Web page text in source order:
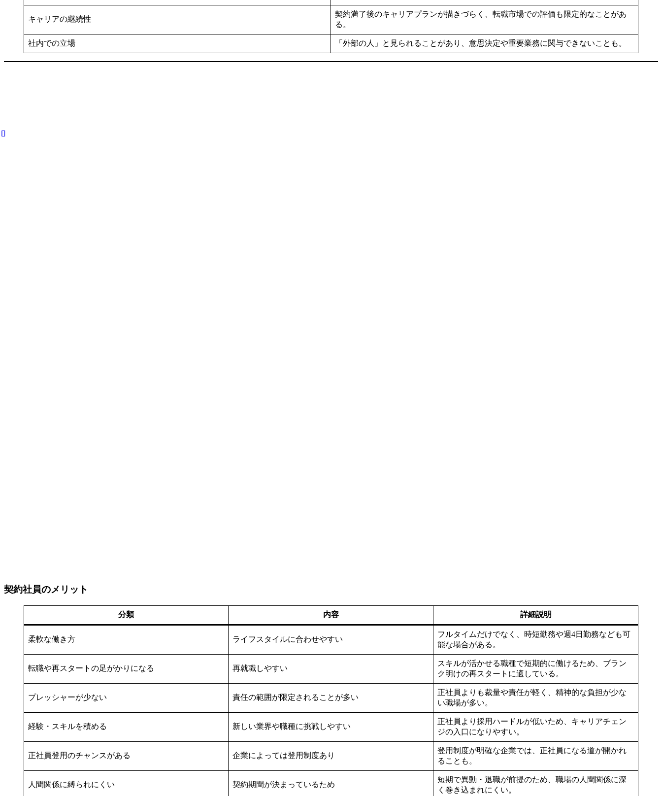
キャリアの継続性
契約満了後のキャリアプランが描きづらく、転職市場での評価も限定的なことがあ
る。
社内での立場 「外部の人」と見られることがあり、意思決定や重要業務に関与できないことも。
契約社員のメリット
分類 内容 詳細説明
柔軟な働き方 ライフスタイルに合わせやすい
フルタイムだけでなく、時短勤務や週4日勤務なども可
能な場合がある。
転職や再スタートの足がかりになる 再就職しやすい
スキルが活かせる職種で短期的に働けるため、ブラン
ク明けの再スタートに適している。
プレッシャーが少ない 責任の範囲が限定されることが多い
正社員よりも裁量や責任が軽く、精神的な負担が少な
い職場が多い。
経験・スキルを積める 新しい業界や職種に挑戦しやすい
正社員より採用ハードルが低いため、キャリアチェン
ジの入口になりやすい。
正社員登用のチャンスがある 企業によっては登用制度あり
登用制度が明確な企業では、正社員になる道が開かれ
ることも。
人間関係に縛られにくい 契約期間が決まっているため
短期で異動・退職が前提のため、職場の人間関係に深
く巻き込まれにくい。